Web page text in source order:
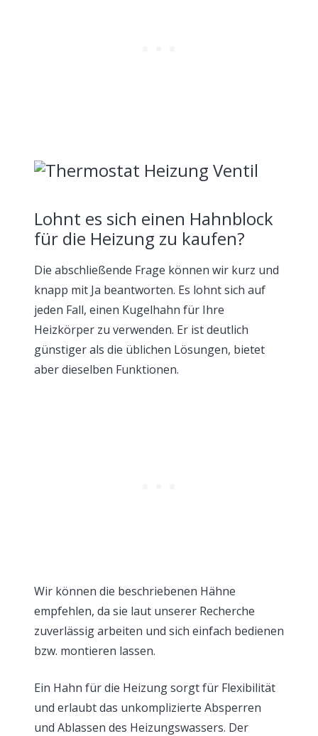
Lohnt es sich einen Hahnblock
für die Heizung zu kaufen?
Die abschließende Frage können wir kurz und
knapp mit Ja beantworten. Es lohnt sich auf
jeden Fall, einen Kugelhahn für Ihre
Heizkörper zu verwenden. Er ist deutlich
günstiger als die üblichen Lösungen, bietet
aber dieselben Funktionen.
Wir können die beschriebenen Hähne
empfehlen, da sie laut unserer Recherche
zuverlässig arbeiten und sich einfach bedienen
bzw. montieren lassen.
Ein Hahn für die Heizung sorgt für Flexibilität
und erlaubt das unkomplizierte Absperren
und Ablassen des Heizungswassers. Der